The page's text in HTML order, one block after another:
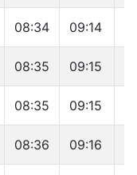
08:34 09:14
08:35 09:15
08:35 09:15
08:36 09:16